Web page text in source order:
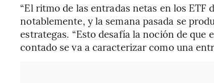
“El ritmo de las entradas netas en los
notablemente, y la semana pasada se
estrategas. “Esto desafía la noción de que
contado se va a caracterizar como una